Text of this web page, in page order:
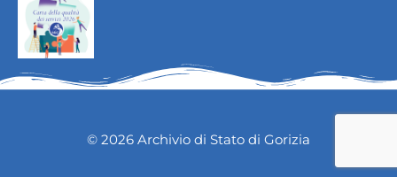
© 2026 Archivio di Stato di Gorizia